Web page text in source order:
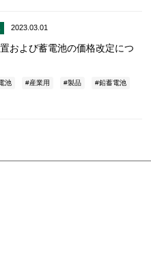
2023.03.01
および蓄電池の価格改定につ
池 産業用 製品 鉛蓄電池